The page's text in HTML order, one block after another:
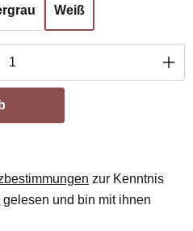
Weiß
den gewünschten
zur Kenntnis
gelesen und bin mit ihnen